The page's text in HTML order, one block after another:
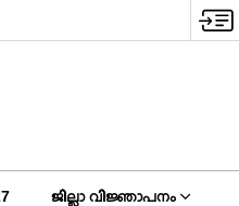
ജില്ലാ വിജ്ഞാപനം